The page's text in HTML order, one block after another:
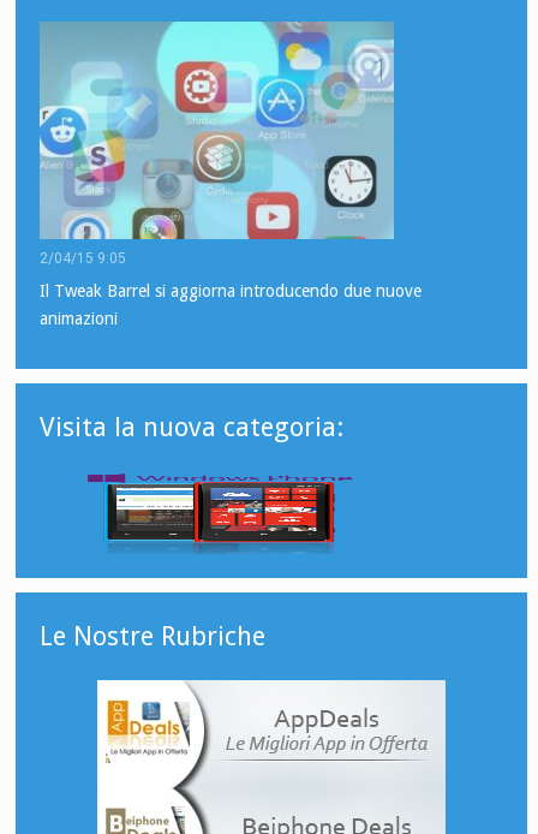
2/04/15 9:05
Il Tweak Barrel si aggiorna introducendo due nuove
animazioni
Visita la nuova categoria:
Le Nostre Rubriche